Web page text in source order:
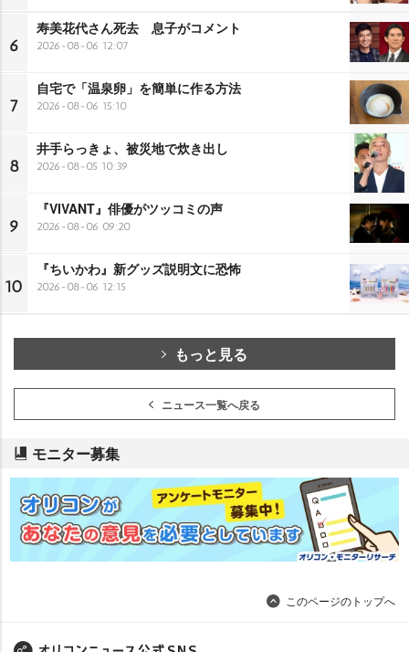
6
寿美花代さん死去 息子がコメント
2026-08-06 12:07
7
自宅で「温泉卵」を簡単に作る方法
2026-08-06 15:10
8
井手らっきょ、被災地で炊き出し
2026-08-05 10:39
9
『VIVANT』俳優がツッコミの声
2026-08-06 09:20
10
『ちいかわ』新グッズ説明文に恐怖
2026-08-06 12:15
もっと見る
ニュース一覧へ戻る
モニター募集
このページのトップへ